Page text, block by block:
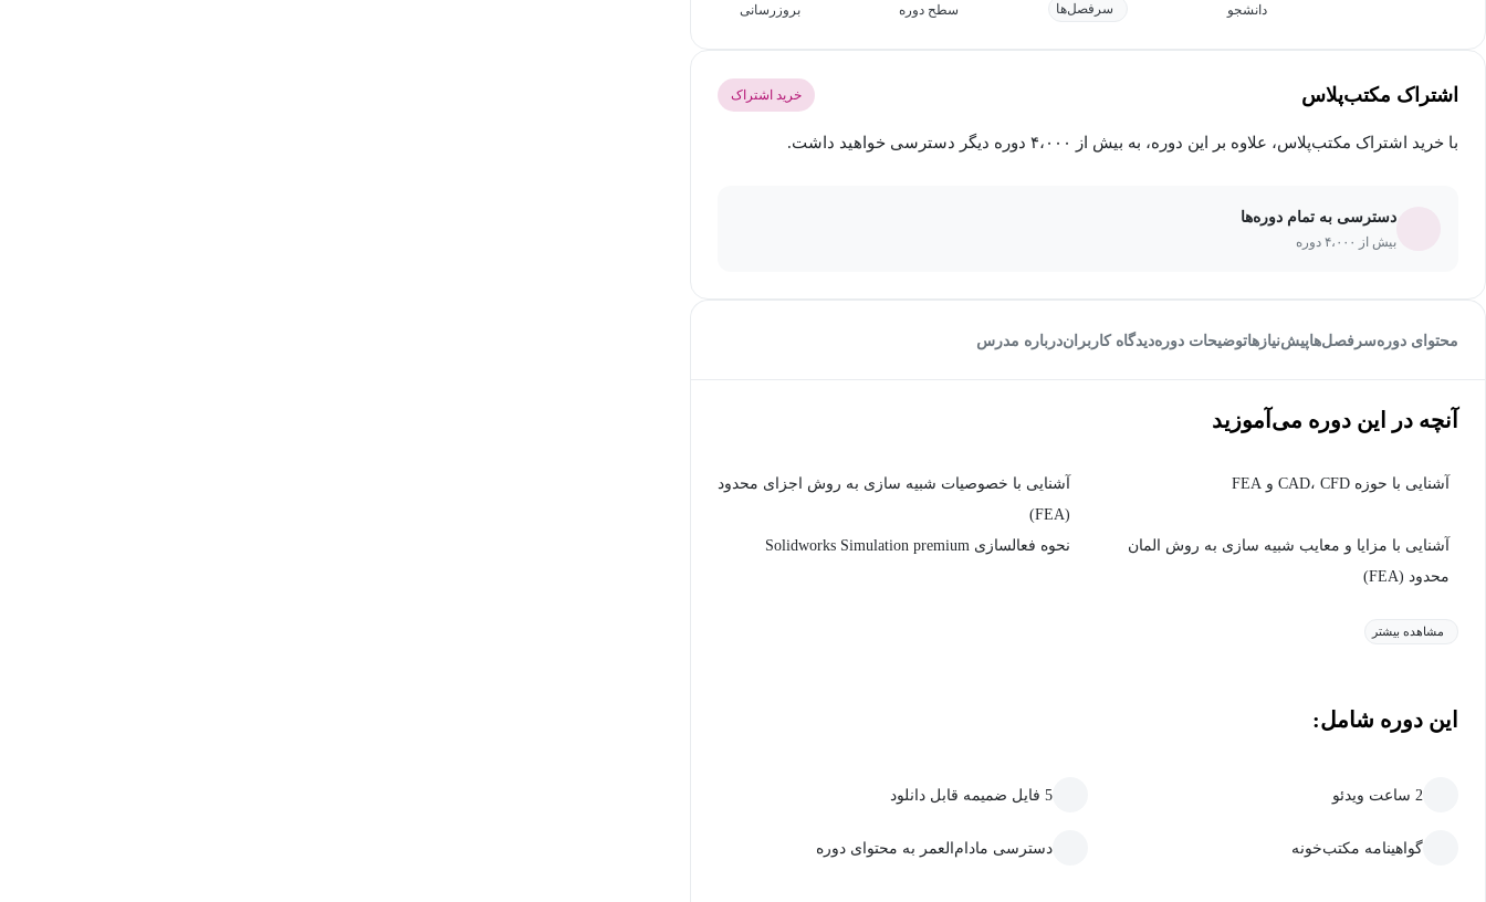
دانشجو سرفصل‌ها سطح دوره بروزرسانی
اشتراک مکتب‌پلاس خرید اشتراک
با خرید اشتراک مکتب‌پلاس، علاوه بر این دوره، به بیش از ۴،۰۰۰ دوره دیگر دسترسی خواهید داشت.
دسترسی به تمام دوره‌ها
بیش از ۴،۰۰۰ دوره
محتوای دورهسرفصل‌هاپیش‌نیاز‌هاتوضیحات دورهدیدگاه کاربراندرباره مدرس
آنچه در این دوره می‌آموزید
آشنایی با حوزه CAD، CFD و FEA
آشنایی با خصوصیات شبیه سازی به روش اجزای محدود
(FEA)
آشنایی با مزایا و معایب شبیه سازی به روش المان
محدود (FEA)
نحوه فعالسازی Solidworks Simulation premium
مشاهده بیشتر
این دوره شامل:
2 ساعت ویدئو 5 فایل ضمیمه قابل دانلود
گواهینامه مکتب‌خونه دسترسی مادام‌العمر به محتوای دوره